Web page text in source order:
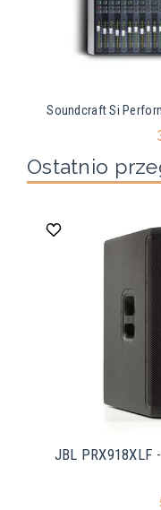
Soundcraft Si
Ostatnio
JBL